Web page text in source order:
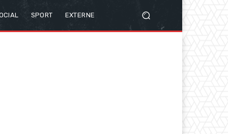
SPORT EXTERNE